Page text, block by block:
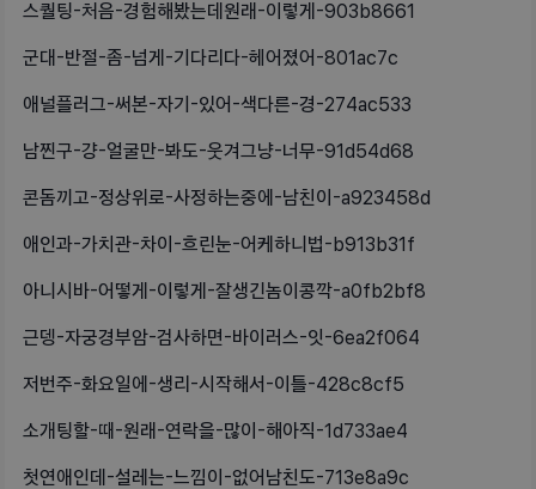
스퀄팅-처음-경험해봤는데원래-이렇게-903b8661
군대-반절-좀-넘게-기다리다-헤어졌어-801ac7c
애널플러그-써본-자기-있어-색다른-경-274ac533
남찐구-걍-얼굴만-봐도-웃겨그냥-너무-91d54d68
콘돔끼고-정상위로-사정하는중에-남친이-a923458d
애인과-가치관-차이-흐린눈-어케하니법-b913b31f
아니시바-어떻게-이렇게-잘생긴놈이콩깍-a0fb2bf8
근뎅-자궁경부암-검사하면-바이러스-잇-6ea2f064
저번주-화요일에-생리-시작해서-이틀-428c8cf5
소개팅할-때-원래-연락을-많이-해아직-1d733ae4
첫연애인데-설레는-느낌이-없어남친도-713e8a9c